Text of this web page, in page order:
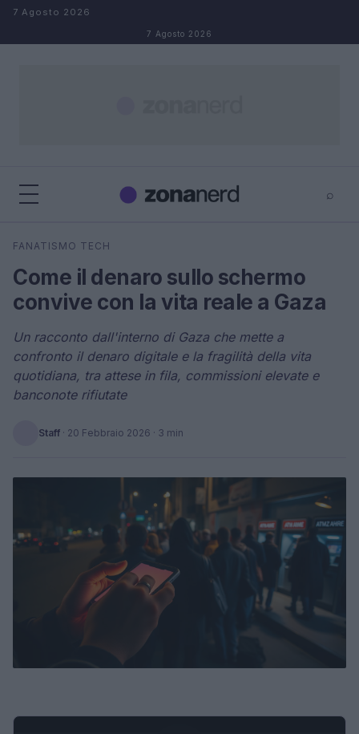
Salta al contenuto
7 Agosto 2026
7 Agosto 2026
⌕
Cerca
FANATISMO TECH
Come il denaro sullo schermo
convive con la vita reale a Gaza
Un racconto dall'interno di Gaza che mette a
confronto il denaro digitale e la fragilità della vita
quotidiana, tra attese in fila, commissioni elevate e
banconote rifiutate
Staff · 20 Febbraio 2026 · 3 min